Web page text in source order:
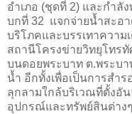
อำเภอ (ชุดที่ 2) และกำ
บกที่ 32 แจกจ่ายน้ำสะอ
บริโภคและบรรเทาควา
สถานีโครงข่ายวิทยุโทร
บนดอยพระบาท ต.พระบ
น้ำ อีกทั้งเพื่อเป็นการสำ
ลุกลามใกล้บริเวณที่ตั้งอั
อุปกรณ์และทรัพย์สินต่างๆ